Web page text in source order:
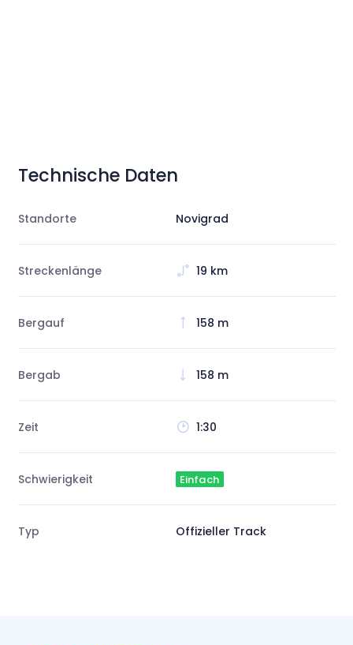
Technische Daten
Standorte Novigrad
Streckenlänge 19 km
Bergauf 158 m
Bergab 158 m
Zeit 1:30
Schwierigkeit Einfach
Typ Offizieller Track